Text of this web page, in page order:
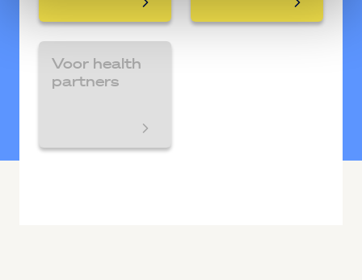
Voor health
partners